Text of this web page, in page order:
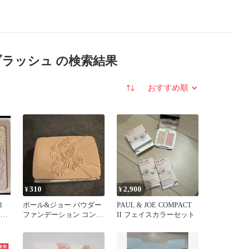
ッシュ の検索結果
並び替え
¥310
ポール&ジョー パウダー
ファンデーション コンパ
¥2,900
PAUL & JOE COMPACT
II フェイスカラーセット